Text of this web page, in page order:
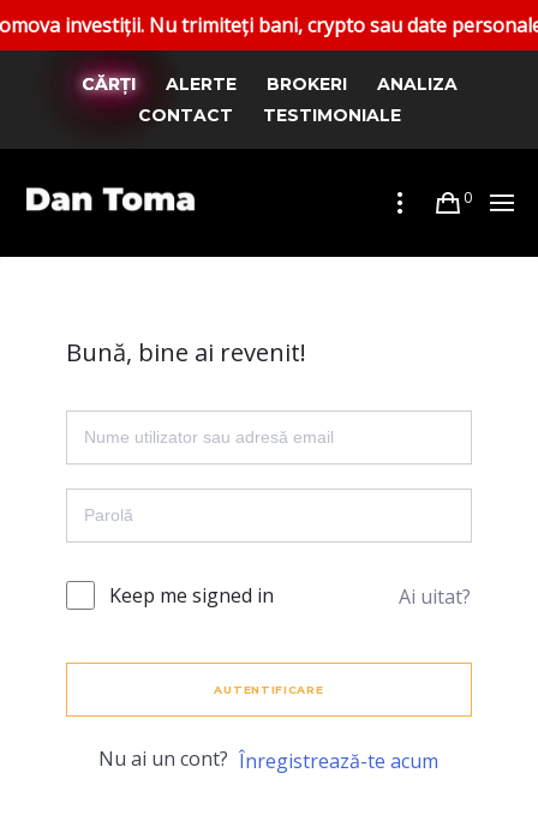
investiții. Nu trimiteți bani, crypto sau date
CĂRȚI ALERTE BROKERI
ANALIZA
CONTACT
TESTIMONIALE
0
Bună, bine ai revenit!
Keep me signed in Ai uitat?
AUTENTIFICARE
Nu ai un cont? Înregistrează-te acum